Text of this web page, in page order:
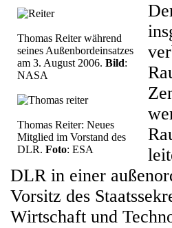
Thomas Reiter während
seines Außenbordeinsatzes
am 3. August 2006. Bild:
NASA
Thomas Reiter: Neues
Mitglied im Vorstand des
DLR. Foto: ESA
DLR in einer
Vorsitz des
Wirtschaft und